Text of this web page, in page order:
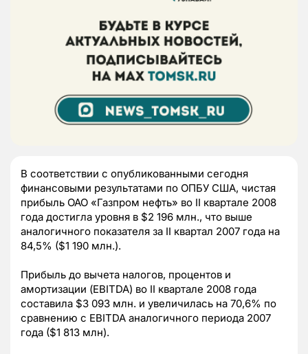
В соответствии с опубликованными сегодня
финансовыми результатами по ОПБУ США, чистая
прибыль ОАО «Газпром нефть» во II квартале 2008
года достигла уровня в $2 196 млн., что выше
аналогичного показателя за II квартал 2007 года на
84,5% ($1 190 млн.).
Прибыль до вычета налогов, процентов и
амортизации (EBITDA) во II квартале 2008 года
составила $3 093 млн. и увеличилась на 70,6% по
сравнению с EBITDA аналогичного периода 2007
года ($1 813 млн).